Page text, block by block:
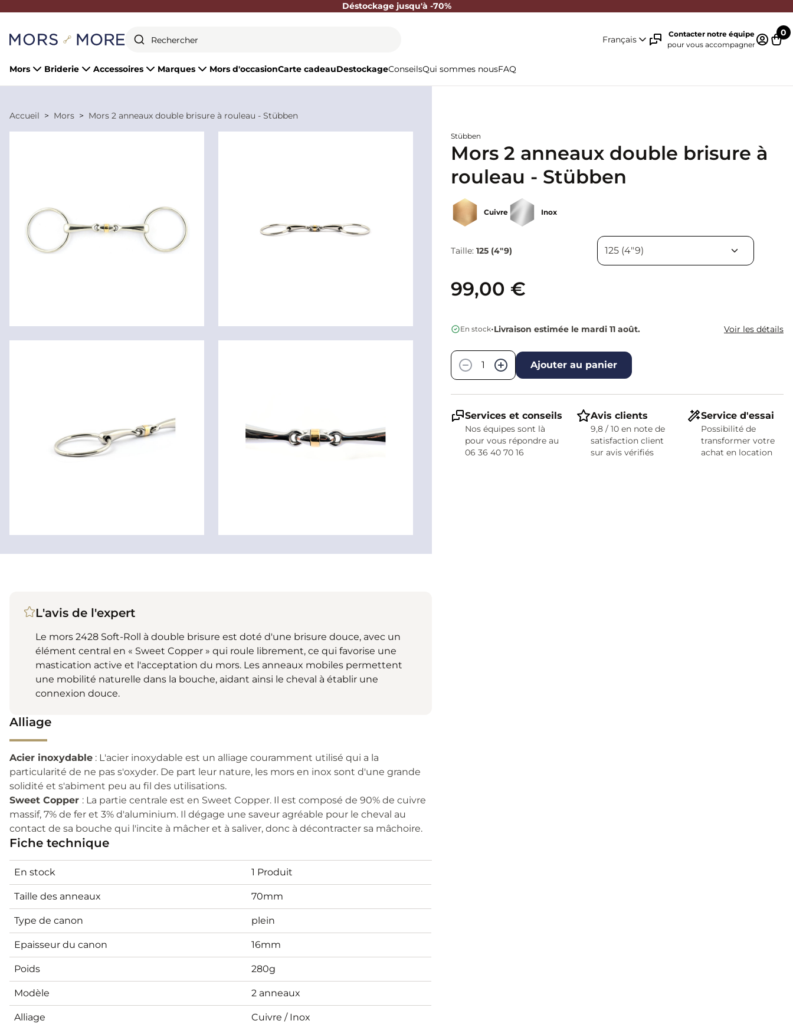
Déstockage jusqu'à -70%
Français
Contacter notre équipe
pour vous accompagner
0
Mors Briderie Accessoires Marques Mors d'occasionCarte cadeauDestockageConseilsQui sommes nousFAQ
Accueil Mors Mors 2 anneaux double brisure à rouleau - Stübben
Stübben
Mors 2 anneaux double brisure à
rouleau - Stübben
Cuivre Inox
Taille: 125 (4"9)
99,00 €
En stock•Livraison estimée le mardi 11 août. Voir les détails
−
+ Ajouter au panier
Services et conseils
Nos équipes sont là
pour vous répondre au
06 36 40 70 16
Avis clients
9,8 / 10 en note de
satisfaction client
sur avis vérifiés
Service d'essai
Possibilité de
transformer votre
achat en location
L'avis de l'expert
Le mors 2428 Soft-Roll à double brisure est doté d'une brisure douce, avec un
élément central en « Sweet Copper » qui roule librement, ce qui favorise une
mastication active et l'acceptation du mors. Les anneaux mobiles permettent
une mobilité naturelle dans la bouche, aidant ainsi le cheval à établir une
connexion douce.
Alliage
Acier inoxydable : L'acier inoxydable est un alliage couramment utilisé qui a la
particularité de ne pas s'oxyder. De part leur nature, les mors en inox sont d'une grande
solidité et s'abiment peu au fil des utilisations.
Sweet Copper : La partie centrale est en Sweet Copper. Il est composé de 90% de cuivre
massif, 7% de fer et 3% d'aluminium. Il dégage une saveur agréable pour le cheval au
contact de sa bouche qui l'incite à mâcher et à saliver, donc à décontracter sa mâchoire.
Fiche technique
En stock 1 Produit
Taille des anneaux 70mm
Type de canon plein
Epaisseur du canon 16mm
Poids 280g
Modèle 2 anneaux
Alliage Cuivre / Inox